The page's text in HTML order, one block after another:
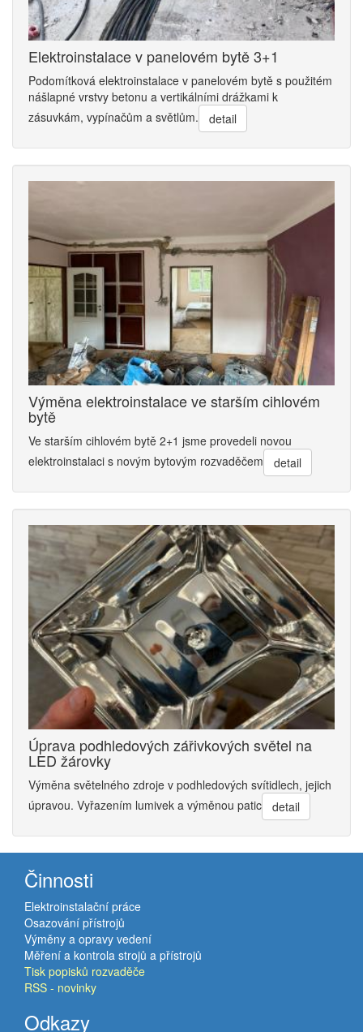
Elektroinstalace v panelovém bytě 3+1
Podomítková elektroinstalace v panelovém bytě s použitém
nášlapné vrstvy betonu a vertikálními drážkami k
zásuvkám, vypínačům a světlům.
detail
Výměna elektroinstalace ve starším cihlovém
bytě
Ve starším cihlovém bytě 2+1 jsme provedeli novou
elektroinstalaci s novým bytovým rozvaděčem
detail
Úprava podhledových zářivkových světel na
LED žárovky
Výměna světelného zdroje v podhledových svítidlech, jejich
úpravou. Vyřazením lumivek a výměnou patic
detail
Činnosti
Elektroinstalační práce
Osazování přístrojů
Výměny a opravy vedení
Měření a kontrola strojů a přístrojů
Tisk popisků rozvaděče
RSS - novinky
Odkazy